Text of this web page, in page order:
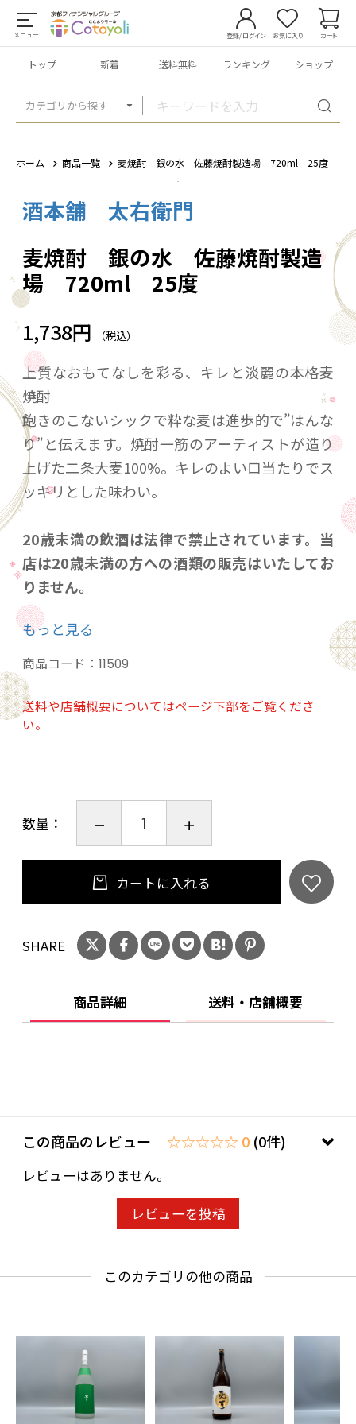
メニュー
カテゴリから探す
登録/ログイン お気に入り カート
トップ 新着 送料無料 ランキング ショップ
ホーム 商品一覧 麦焼酎 銀の水 佐藤焼酎製造場 720ml 25度
酒本舗 太右衛門
麦焼酎 銀の水 佐藤焼酎製造
場 720ml 25度
1,738円 （税込）
上質なおもてなしを彩る、キレと淡麗の本格麦
焼酎
飽きのこないシックで粋な麦は進歩的で”はんな
り”と伝えます。焼酎一筋のアーティストが造り
上げた二条大麦100%。キレのよい口当たりでス
ッキリとした味わい。
20歳未満の飲酒は法律で禁止されています。当
店は20歳未満の方への酒類の販売はいたしてお
りません。
ご購入時、「ご注文手続き」画面の「お問い合
わせ欄」に、生年月日を必ず入力してくださ
い。
ことよりモール会員で生年月日登録済みの方
は、お問い合わせ欄への入力は不要です。
もっと見る
商品コード： 11509
送料や店舗概要についてはページ下部をご覧くださ
い。
数量：
カートに入れる
SHARE
商品詳細 送料・店舗概要
この商品のレビュー ☆☆☆☆☆ 0 (0件)
レビューはありません。
レビューを投稿
このカテゴリの他の商品